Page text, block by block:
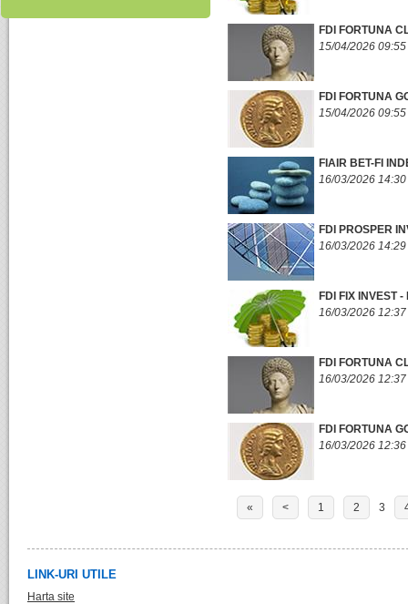
FDI FORTUNA
15/04/2026 09:55
FDI FORTUNA
15/04/2026 09:55
FIAIR BET-FI
16/03/2026 14:30
FDI PROSPER
16/03/2026 14:29
FDI FIX INVEST
16/03/2026 12:37
FDI FORTUNA
16/03/2026 12:37
FDI FORTUNA
16/03/2026 12:36
« < 1 2 3
LINK-URI UTILE
Harta site